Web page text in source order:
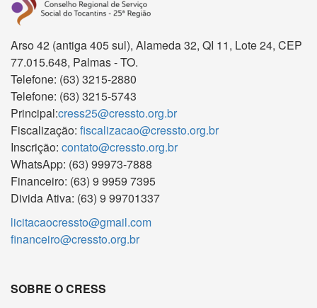
Arso 42 (antiga 405 sul), Alameda 32, QI 11, Lote 24, CEP
77.015.648, Palmas - TO.
Telefone: (63) 3215-2880
Telefone: (63) 3215-5743
Principal:cress25@cressto.org.br
Fiscalização: fiscalizacao@cressto.org.br
Inscrição: contato@cressto.org.br
WhatsApp: (63) 99973-7888
Financeiro: (63) 9 9959 7395
Divida Ativa: (63) 9 99701337
licitacaocressto@gmail.com
financeiro@cressto.org.br
SOBRE O CRESS